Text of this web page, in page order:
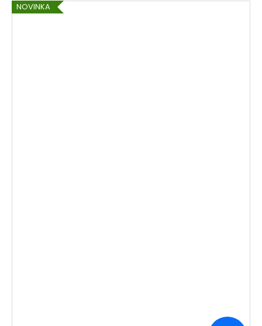
NOVINKA